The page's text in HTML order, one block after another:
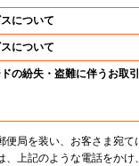
について
について
の紛失・盗難に伴うお取
便局を装い、お客さま宛
、上記のような電話をか